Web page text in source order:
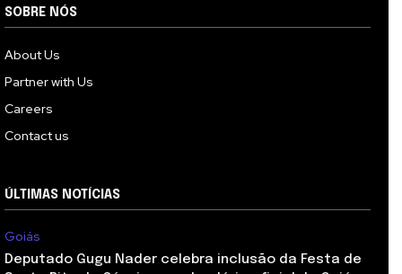
SOBRE NÓS
About Us
Partner with Us
Careers
Contact us
ÚLTIMAS NOTÍCIAS
Goiás
Deputado Gugu Nader celebra inclusão da Festa de